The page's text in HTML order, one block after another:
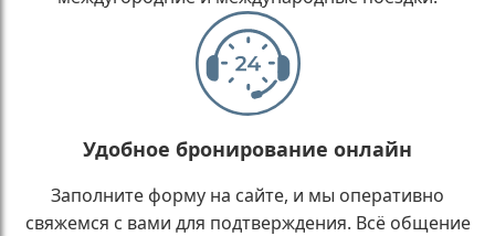
Удобное бронирование онлайн
Заполните форму на сайте, и мы оперативно
свяжемся с вами для подтверждения. Всё общение